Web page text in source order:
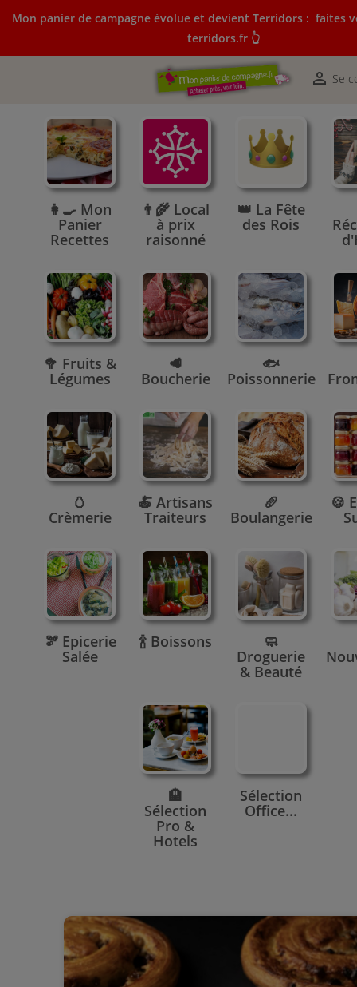
Mon panier de campagne évolue et devient Terridors : faites
terridors.fr 👆
 Se
Mon panier de campagne évolue et devient Terridors:
courses sur terridors.fr 👆
👩‍🍳 Mon
Panier
Recettes
👨‍🌾 Local
à prix
raisonné
👑 La Fête
des Rois
🥦 Fruits &
Légumes
🥩
Boucherie
🐟
Poissonnerie
🥚
Crèmerie
🍝 Artisans
Traiteurs
🥖
Boulangerie
🍪
🫘 Epicerie
Salée
🍾 Boissons 🧼
Droguerie
& Beauté
🏨
Sélection
Pro &
Hotels
Sélection
Office...